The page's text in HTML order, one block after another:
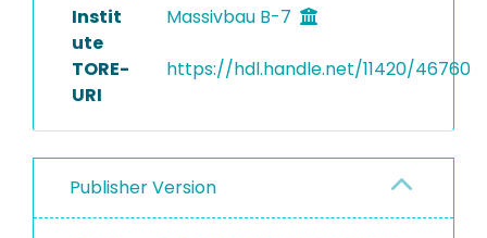
Instit
ute
Massivbau B-7
TORE-
URI
https://hdl.handle.net/11420/46760
Publisher Version